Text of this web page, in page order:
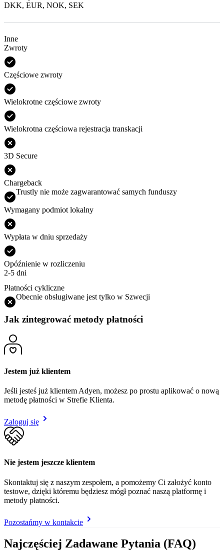
DKK, EUR, NOK, SEK
Inne
Zwroty
Częściowe zwroty
Wielokrotne częściowe zwroty
Wielokrotna częściowa rejestracja transkacji
3D Secure
Chargeback
Trustly nie może zagwarantować samych funduszy
Wymagany podmiot lokalny
Wypłata w dniu sprzedaży
Opóźnienie w rozliczeniu
2-5 dni
Płatności cykliczne
Obecnie obsługiwane jest tylko w Szwecji
Jak zintegrować metody płatności
Jestem już klientem
Jeśli jesteś już klientem Adyen, możesz po prostu aplikować o nową
metodę płatności w Strefie Klienta.
Zaloguj się
Nie jestem jeszcze klientem
Skontaktuj się z naszym zespołem, a pomożemy Ci założyć konto
testowe, dzięki któremu będziesz mógł poznać naszą platformę i
metody płatności.
Pozostańmy w kontakcie
Najczęściej Zadawane Pytania (FAQ)